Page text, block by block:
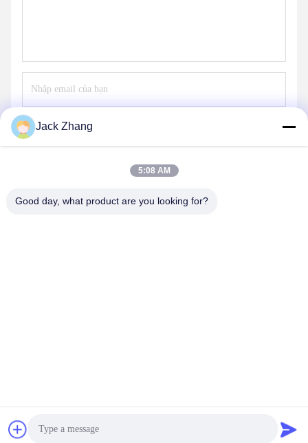
Trung Quốc chất lượng tốt Trạm thu phí đỗ xe Nhà cung cấp. Bản quyền ©
2014-2026 Shenzhen Lean Kiosk Systems Co., Ltd. . Đã đăng ký Bản quyền.
Jack Zhang
5:08 AM
Good day, what product are you looking for?